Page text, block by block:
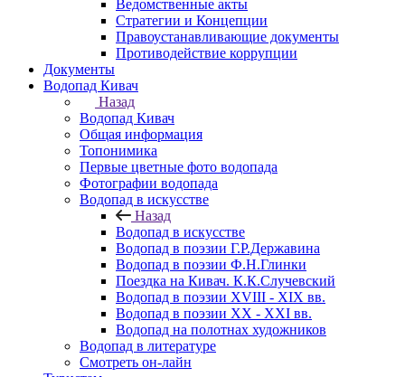
Ведомственные акты
Стратегии и Концепции
Правоустанавливающие документы
Противодействие коррупции
Документы
Водопад Кивач
Назад
Водопад Кивач
Общая информация
Топонимика
Первые цветные фото водопада
Фотографии водопада
Водопад в искусстве
Назад
Водопад в искусстве
Водопад в поэзии Г.Р.Державина
Водопад в поэзии Ф.Н.Глинки
Поездка на Кивач. К.К.Случевский
Водопад в поэзии XVIII - XIX вв.
Водопад в поэзии XX - XXI вв.
Водопад на полотнах художников
Водопад в литературе
Смотреть он-лайн